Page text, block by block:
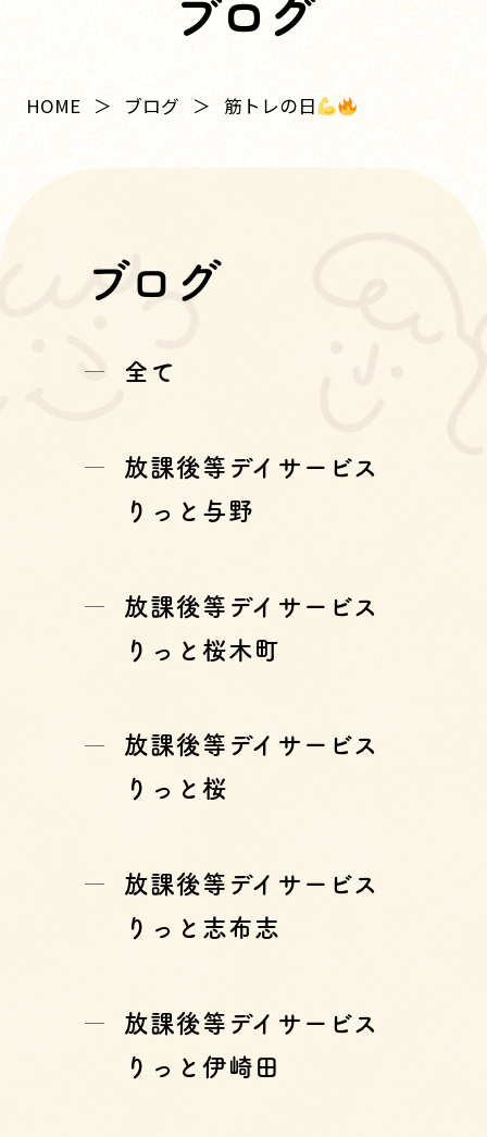
ブログ
HOME ブログ 筋トレの日
ブログ
全て
放課後等デイサービス
りっと与野
放課後等デイサービス
りっと桜木町
放課後等デイサービス
りっと桜
放課後等デイサービス
りっと志布志
放課後等デイサービス
りっと伊崎田